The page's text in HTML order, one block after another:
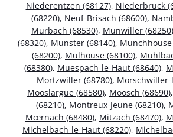
Niederentzen (68127), Niederbruck
(68220), Neuf-Brisach (68600),
Murbach (68530), Munwiller (68250)
(68320), Munster (68140), Munchhouse
(68200), Mulhouse (68100),
(68380), Muespach-le-Haut (68640),
Mortzwiller (68780), Morschwiller-
Mooslargue (68580), Moosch (68690),
(68210), Montreux-Jeune (68210),
Mœrnach (68480), Mitzach (68470),
Michelbach-le-Haut (68220),